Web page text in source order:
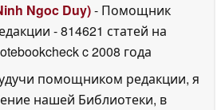
Ngoc Duy)- Помощник
- 814621 статей на
c 2008 года
помощником редакции, я
нашей Библиотеки, в